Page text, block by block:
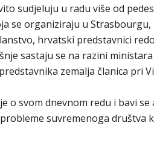
sudjeluju u radu više od
se organiziraju u Strasbourgu,
hrvatski predstavnici
sastaju se na razini
zemalja članica pri
o svom dnevnom redu i bavi
suvremenoga društva